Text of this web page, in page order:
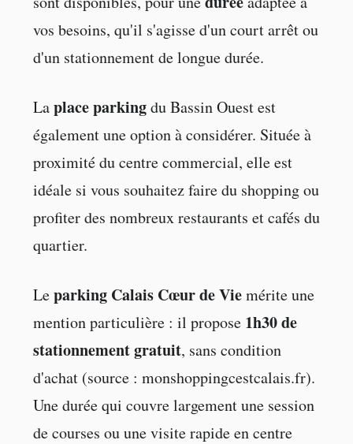
vos besoins, qu'il s'agisse d'un court arrêt ou
d'un stationnement de longue durée.
Laplace parkingdu Bassin Ouest est
également une option à considérer. Située à
proximité du centre commercial, elle est
idéale si vous souhaitez faire du shopping ou
profiter des nombreux restaurants et cafés du
quartier.
Leparking Calais Cœur de Viemérite une
mention particulière : il propose 1h30 de
stationnement gratuit, sans condition
d'achat (source : monshoppingcestcalais.fr).
Une durée qui couvre largement une session
de courses ou une visite rapide en centre